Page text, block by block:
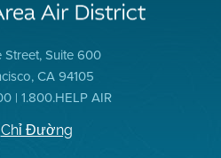
Street, Suite 600
CA 94105
| 1.800.HELP AIR
Chỉ Đường